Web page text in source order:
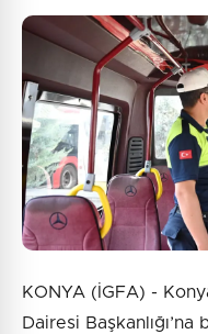
KONYA (İGFA) -
Dairesi Başkanlığı’na